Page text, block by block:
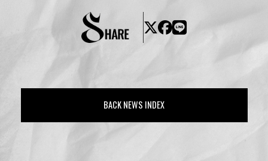
BACK NEWS INDEX